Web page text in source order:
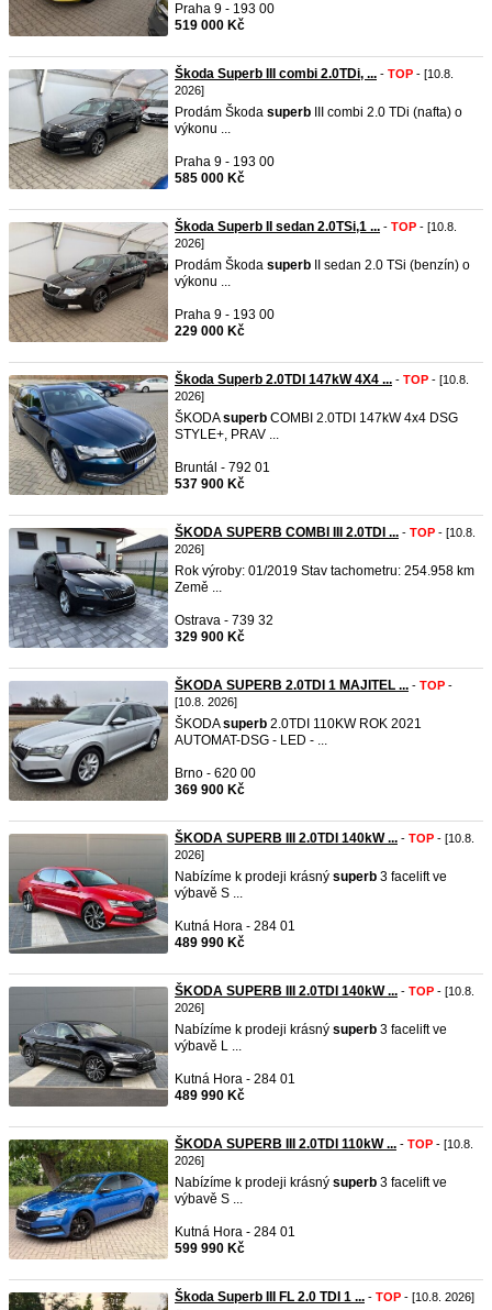
Praha 9 - 193 00
519 000 Kč
Škoda Superb III combi 2.0TDi, ... - TOP - [10.8.
2026]
Prodám Škoda superb III combi 2.0 TDi (nafta) o
výkonu ...
Praha 9 - 193 00
585 000 Kč
Škoda Superb II sedan 2.0TSi,1 ... - TOP - [10.8.
2026]
Prodám Škoda superb II sedan 2.0 TSi (benzín) o
výkonu ...
Praha 9 - 193 00
229 000 Kč
Škoda Superb 2.0TDI 147kW 4X4 ... - TOP - [10.8.
2026]
ŠKODAsuperb COMBI 2.0TDI 147kW 4x4 DSG
STYLE+, PRAV ...
Bruntál - 792 01
537 900 Kč
ŠKODA SUPERB COMBI III 2.0TDI ... - TOP - [10.8.
2026]
Rok výroby: 01/2019 Stav tachometru: 254.958 km
Země ...
Ostrava - 739 32
329 900 Kč
ŠKODA SUPERB 2.0TDI 1 MAJITEL ... - TOP -
[10.8. 2026]
ŠKODAsuperb 2.0TDI 110KW ROK 2021
AUTOMAT-DSG - LED - ...
Brno - 620 00
369 900 Kč
ŠKODA SUPERB III 2.0TDI 140kW ... - TOP - [10.8.
2026]
Nabízíme k prodeji krásný superb 3 facelift ve
výbavě S ...
Kutná Hora - 284 01
489 990 Kč
ŠKODA SUPERB III 2.0TDI 140kW ... - TOP - [10.8.
2026]
Nabízíme k prodeji krásný superb 3 facelift ve
výbavě L ...
Kutná Hora - 284 01
489 990 Kč
ŠKODA SUPERB III 2.0TDI 110kW ... - TOP - [10.8.
2026]
Nabízíme k prodeji krásný superb 3 facelift ve
výbavě S ...
Kutná Hora - 284 01
599 990 Kč
Škoda Superb III FL 2.0 TDI 1 ... - TOP - [10.8. 2026]